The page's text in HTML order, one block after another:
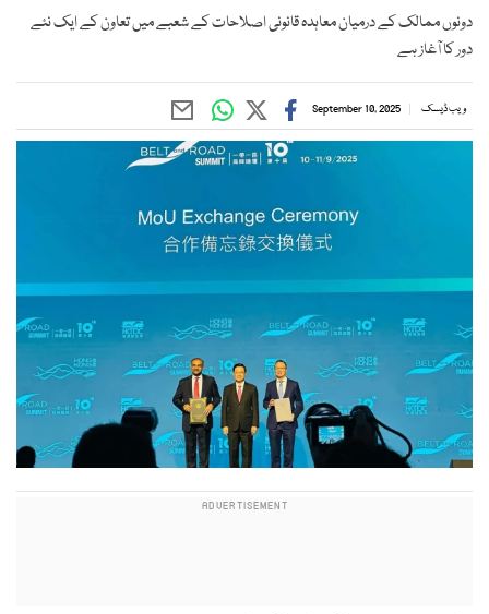
دونوں ممالک کے درمیان معاہدہ قانونی اصلاحات کے شعبے میں تعاون کے ایک نئے
دور کا آغاز ہے
ویب ڈیسک September 10, 2025